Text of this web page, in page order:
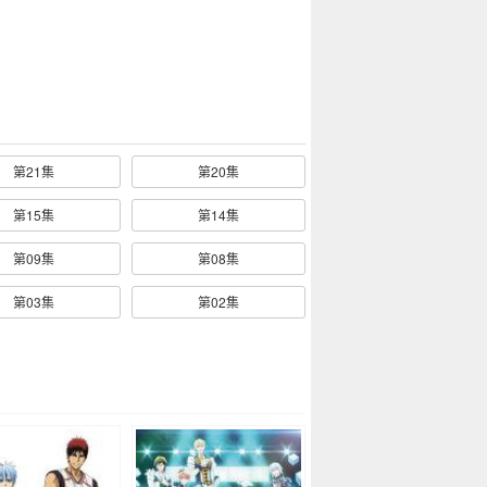
第21集 第20集
第15集 第14集
第09集 第08集
第03集 第02集